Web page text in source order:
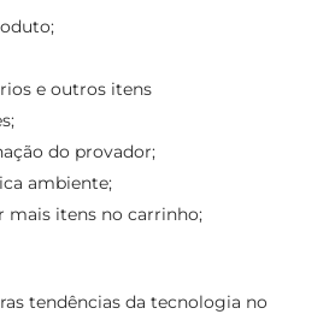
e outros itens
do provador;
ambiente;
mais itens no carrinho;
tendências da tecnologia no